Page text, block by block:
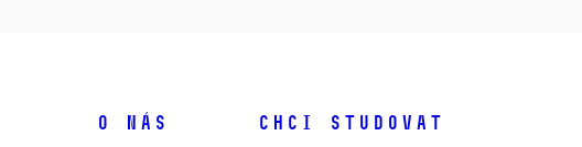
O NÁS CHCI STUDOVAT